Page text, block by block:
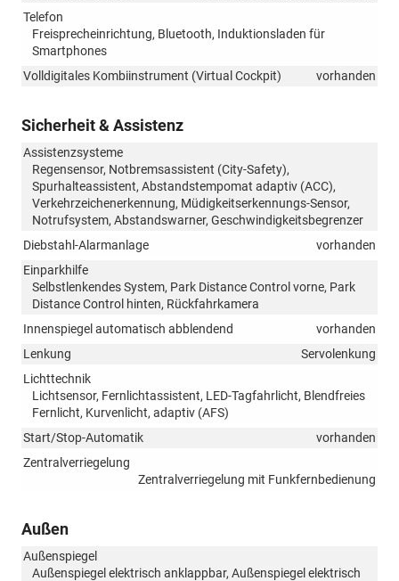
Telefon
Freisprecheinrichtung, Bluetooth, Induktionsladen für
Smartphones
Volldigitales Kombiinstrument (Virtual Cockpit)
vorhanden
Sicherheit & Assistenz
Assistenzsysteme
Regensensor, Notbremsassistent (City-Safety),
Spurhalteassistent, Abstandstempomat adaptiv (ACC),
Verkehrzeichenerkennung, Müdigkeitserkennungs-Sensor,
Notrufsystem, Abstandswarner, Geschwindigkeitsbegrenzer
Diebstahl-Alarmanlage
vorhanden
Einparkhilfe
Selbstlenkendes System, Park Distance Control vorne, Park
Distance Control hinten, Rückfahrkamera
Innenspiegel automatisch abblendend
vorhanden
Lenkung
Servolenkung
Lichttechnik
Lichtsensor, Fernlichtassistent, LED-Tagfahrlicht, Blendfreies
Fernlicht, Kurvenlicht, adaptiv (AFS)
Start/Stop-Automatik
vorhanden
Zentralverriegelung
Zentralverriegelung mit Funkfernbedienung
Außen
Außenspiegel
Außenspiegel elektrisch anklappbar, Außenspiegel elektrisch